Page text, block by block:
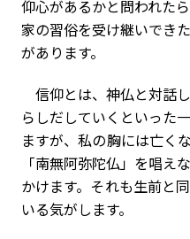
仰心があるかと問われた
家の習俗を受け継いでき
があります。
信仰とは、神仏と対話
らしだしていくといった
ますが、私の胸には亡く
「南無阿弥陀仏」を唱え
かけます。それも生前と
いる気がします。